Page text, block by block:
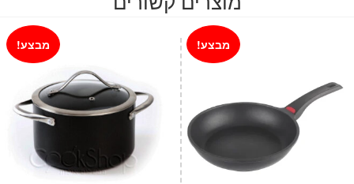
מבצע! מבצע!